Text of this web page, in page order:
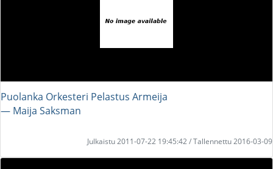
Puolanka Orkesteri Pelastus Armeija
― Maija Saksman
Julkaistu 2011-07-22 19:45:42 / Tallennettu 2016-03-09